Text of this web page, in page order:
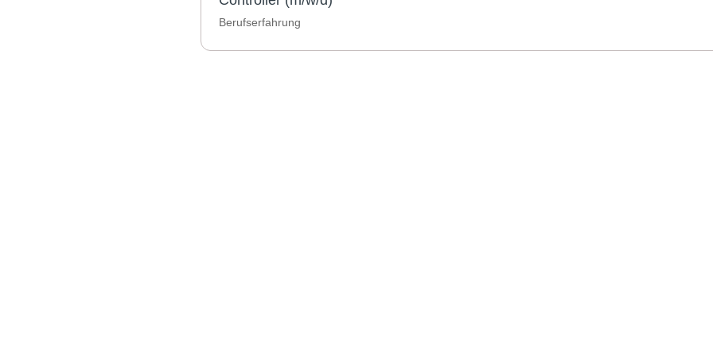
Berufserfahrung